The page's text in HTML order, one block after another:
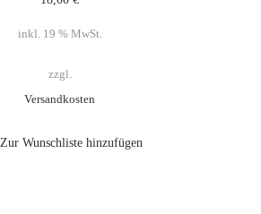
inkl. 19 % MwSt.
zzgl.
Versandkosten
Zur Wunschliste hinzufügen